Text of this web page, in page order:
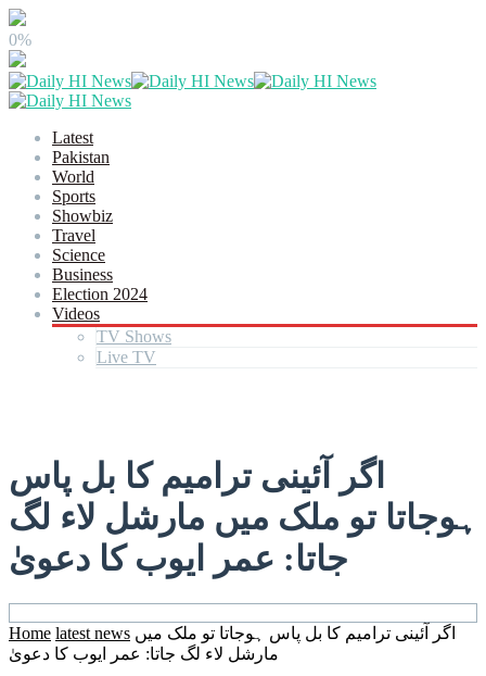
0%
Latest
Pakistan
World
Sports
Showbiz
Travel
Science
Business
Election 2024
Videos
TV Shows
Live TV
اگر آئینی ترامیم کا بل پاس
ہوجاتا تو ملک میں مارشل لاء لگ
جاتا: عمر ایوب کا دعویٰ
Home latest news اگر آئینی ترامیم کا بل پاس ہوجاتا تو ملک میں
مارشل لاء لگ جاتا: عمر ایوب کا دعویٰ